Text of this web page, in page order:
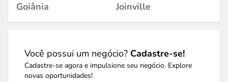
Goiânia
Joinville
Você possui um negócio? Cadastre-se!
Cadastre-se agora e impulsione seu negócio. Explore
novas oportunidades!